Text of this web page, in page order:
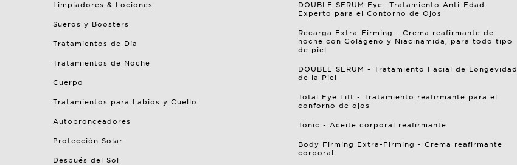
Limpiadores & Lociones
Sueros y Boosters
Tratamientos de Día
Tratamientos de Noche
Cuerpo
Tratamientos para Labios y Cuello
Autobronceadores
Protección Solar
Después del Sol
DOUBLE SERUM Eye- Tratamiento Anti-Edad
Experto para el Contorno de Ojos
Recarga Extra-Firming - Crema reafirmante de
noche con Colágeno y Niacinamida, para todo tipo
de piel
DOUBLE SERUM - Tratamiento Facial de Longevidad
de la Piel
Total Eye Lift - Tratamiento reafirmante para el
conforno de ojos
Tonic - Aceite corporal reafirmante
Body Firming Extra-Firming - Crema reafirmante
corporal